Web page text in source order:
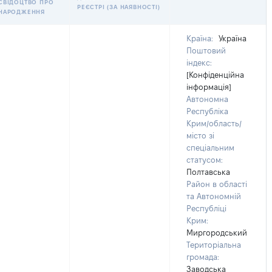
ПРО
РЕЄСТРІ (ЗА НАЯВНОСТІ)
Країна:
Україна
Поштовий
індекс:
[Конфіденційна
інформація]
Автономна
Республіка
Крим/область/
місто зі
спеціальним
статусом:
Полтавська
Район в області
та Автономній
Республіці
Крим:
Миргородський
Територіальна
громада:
Заводська